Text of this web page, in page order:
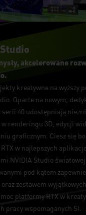
akcelerowane
kreatywne na wyższy
Oparte na nowym,
serii 40 udostępniają
renderingu 3D, edycji
graficznym. Ciesz się
w najlepszych
NVIDIA Studio światowej
pod kątem
zestawem
platformy RTX w
pracy wspomaganych SI.